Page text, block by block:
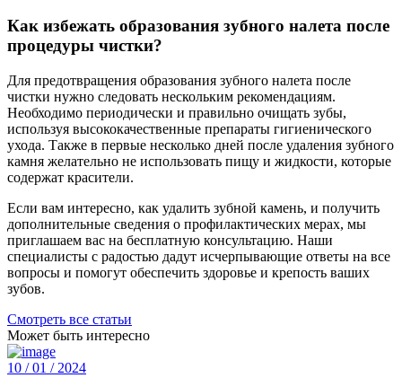
Как избежать образования зубного налета после
процедуры чистки?
Для предотвращения образования зубного налета после
чистки нужно следовать нескольким рекомендациям.
Необходимо периодически и правильно очищать зубы,
используя высококачественные препараты гигиенического
ухода. Также в первые несколько дней после удаления зубного
камня желательно не использовать пищу и жидкости, которые
содержат красители.
Если вам интересно, как удалить зубной камень, и получить
дополнительные сведения о профилактических мерах, мы
приглашаем вас на бесплатную консультацию. Наши
специалисты с радостью дадут исчерпывающие ответы на все
вопросы и помогут обеспечить здоровье и крепость ваших
зубов.
Смотреть все статьи
Может быть интересно
10 / 01 / 2024